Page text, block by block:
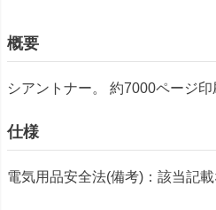
概要
シアントナー。 約7000ページ印
仕様
電気用品安全法(備考)：該当記載